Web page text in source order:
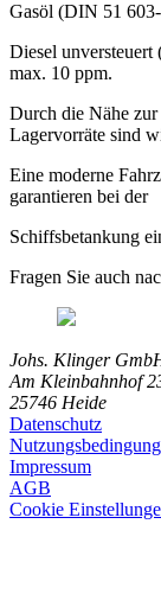
Gasöl (DIN 51
Diesel
max. 10 ppm.
Durch die Nähe
Lagervorräte sind
Eine moderne
garantieren bei der
Schiffsbetankung
Fragen Sie auch
Johs. Klinger
Am Kleinbahnhof
25746 Heide
Datenschutz
Impressum
AGB
Cookie